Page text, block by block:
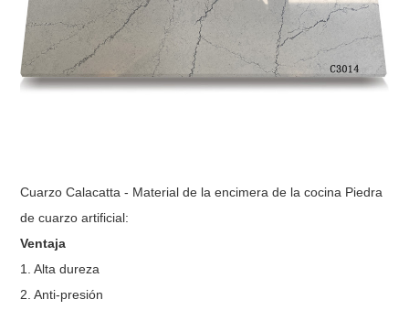
Cuarzo Calacatta - Material de la encimera de la cocina Piedra
de cuarzo artificial:
Ventaja
1. Alta dureza
2. Anti-presión